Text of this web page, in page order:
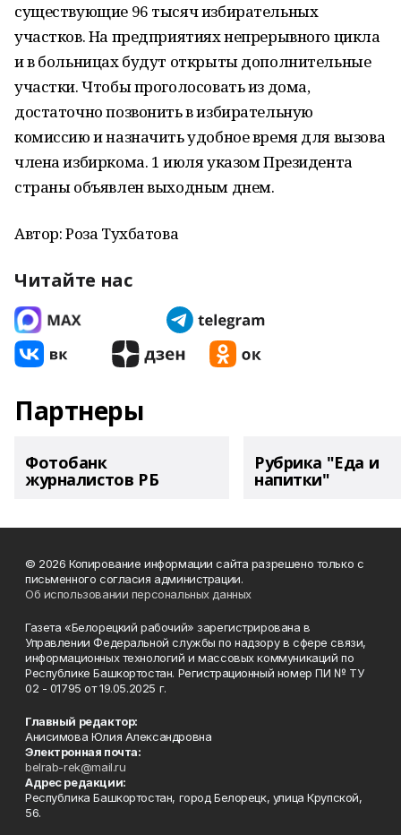
существующие 96 тысяч избирательных
участков. На предприятиях непрерывного цикла
и в больницах будут открыты дополнительные
участки. Чтобы проголосовать из дома,
достаточно позвонить в избирательную
комиссию и назначить удобное время для вызова
члена избиркома. 1 июля указом Президента
страны объявлен выходным днем.
Автор: Роза Тухбатова
Читайте нас
Партнеры
Фотобанк
журналистов РБ
Рубрика "Еда и
напитки"
© 2026 Копирование информации сайта разрешено только с
письменного согласия администрации.
Об использовании персональных данных
Газета «Белорецкий рабочий» зарегистрирована в
Управлении Федеральной службы по надзору в сфере связи,
информационных технологий и массовых коммуникаций по
Республике Башкортостан. Регистрационный номер ПИ № ТУ
02 - 01795 от 19.05.2025 г.
Главный редактор:
Анисимова Юлия Александровна
Электронная почта:
belrab-rek@mail.ru
Адрес редакции:
Республика Башкортостан, город Белорецк, улица Крупской,
56.